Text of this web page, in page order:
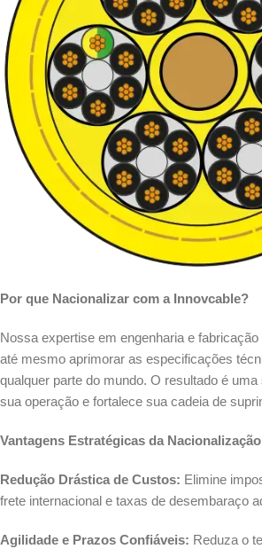
Por que Nacionalizar com a Innovcable?
Nossa expertise em engenharia e
até mesmo aprimorar as especificações
qualquer parte do mundo. O resultado é
sua operação e fortalece sua cadeia de
Vantagens Estratégicas da
Redução Drástica de Custos: Elimine
frete internacional e taxas de desembaraço
Agilidade e Prazos Confiáveis: Reduza o